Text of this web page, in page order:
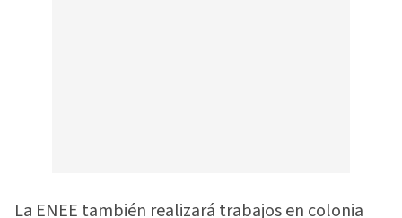
La ENEE también realizará trabajos en colonia